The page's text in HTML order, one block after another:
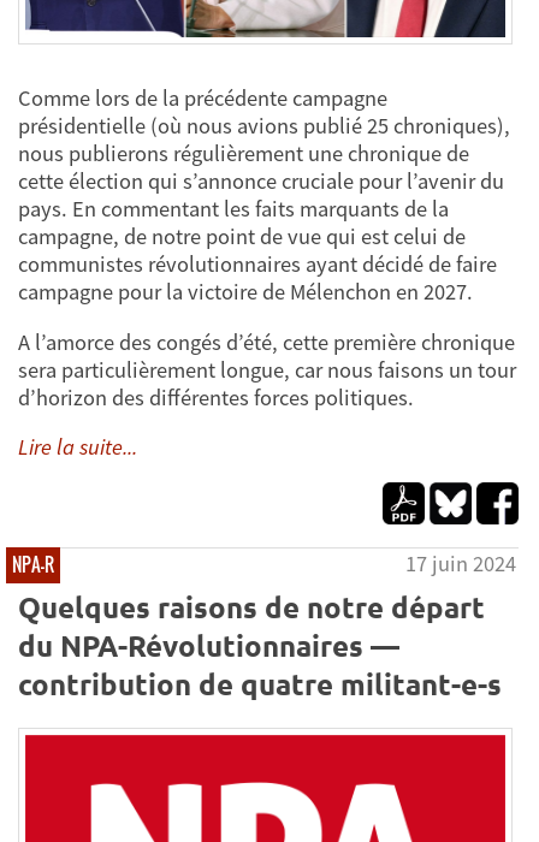
Comme lors de la précédente campagne
présidentielle (où nous avions publié 25 chroniques),
nous publierons régulièrement une chronique de
cette élection qui s’annonce cruciale pour l’avenir du
pays. En commentant les faits marquants de la
campagne, de notre point de vue qui est celui de
communistes révolutionnaires ayant décidé de faire
campagne pour la victoire de Mélenchon en 2027.
A l’amorce des congés d’été, cette première chronique
sera particulièrement longue, car nous faisons un tour
d’horizon des différentes forces politiques.
Lire la suite...
NPA-R 17 juin 2024
Quelques raisons de notre départ
du NPA-Révolutionnaires —
contribution de quatre militant-e-s